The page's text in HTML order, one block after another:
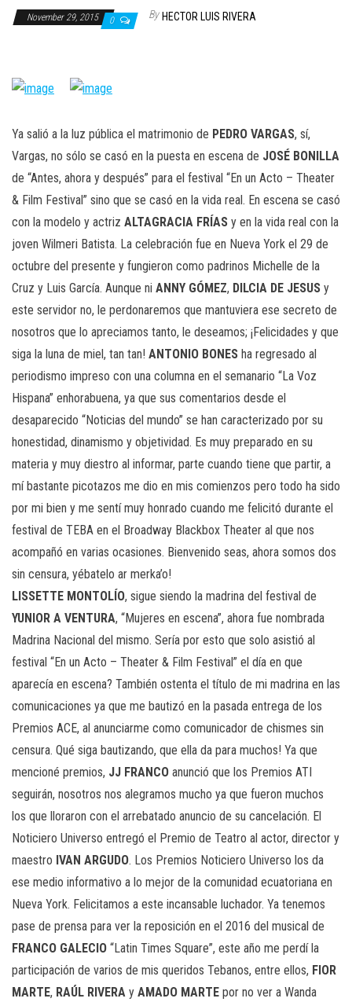
November 29, 2015 0 By HECTOR LUIS RIVERA
Ya salió a la luz pública el matrimonio de PEDRO VARGAS, sí,
Vargas, no sólo se casó en la puesta en escena de JOSÉ BONILLA
de “Antes, ahora y después” para el festival “En un Acto – Theater
& Film Festival” sino que se casó en la vida real. En escena se casó
con la modelo y actriz ALTAGRACIA FRÍAS y en la vida real con la
joven Wilmeri Batista. La celebración fue en Nueva York el 29 de
octubre del presente y fungieron como padrinos Michelle de la
Cruz y Luis García. Aunque ni ANNY GÓMEZ, DILCIA DE JESUS y
este servidor no, le perdonaremos que mantuviera ese secreto de
nosotros que lo apreciamos tanto, le deseamos; ¡Felicidades y que
siga la luna de miel, tan tan! ANTONIO BONES ha regresado al
periodismo impreso con una columna en el semanario “La Voz
Hispana” enhorabuena, ya que sus comentarios desde el
desaparecido “Noticias del mundo” se han caracterizado por su
honestidad, dinamismo y objetividad. Es muy preparado en su
materia y muy diestro al informar, parte cuando tiene que partir, a
mí bastante picotazos me dio en mis comienzos pero todo ha sido
por mi bien y me sentí muy honrado cuando me felicitó durante el
festival de TEBA en el Broadway Blackbox Theater al que nos
acompañó en varias ocasiones. Bienvenido seas, ahora somos dos
sin censura, yébatelo ar merka’o!
LISSETTE MONTOLÍO, sigue siendo la madrina del festival de
YUNIOR A VENTURA, “Mujeres en escena”, ahora fue nombrada
Madrina Nacional del mismo. Sería por esto que solo asistió al
festival “En un Acto – Theater & Film Festival” el día en que
aparecía en escena? También ostenta el título de mi madrina en las
comunicaciones ya que me bautizó en la pasada entrega de los
Premios ACE, al anunciarme como comunicador de chismes sin
censura. Qué siga bautizando, que ella da para muchos! Ya que
mencioné premios, JJ FRANCO anunció que los Premios ATI
seguirán, nosotros nos alegramos mucho ya que fueron muchos
los que lloraron con el arrebatado anuncio de su cancelación. El
Noticiero Universo entregó el Premio de Teatro al actor, director y
maestro IVAN ARGUDO. Los Premios Noticiero Universo los da
ese medio informativo a lo mejor de la comunidad ecuatoriana en
Nueva York. Felicitamos a este incansable luchador. Ya tenemos
pase de prensa para ver la reposición en el 2016 del musical de
FRANCO GALECIO “Latin Times Square”, este año me perdí la
participación de varios de mis queridos Tebanos, entre ellos, FIOR
MARTE, RAÚL RIVERA y AMADO MARTE por no ver a Wanda